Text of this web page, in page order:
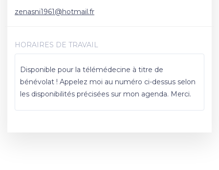
zenasni1961@hotmail.fr
HORAIRES DE TRAVAIL
Disponible pour la télémédecine à titre de
bénévolat ! Appelez moi au numéro ci-dessus selon
les disponibilités précisées sur mon agenda. Merci.